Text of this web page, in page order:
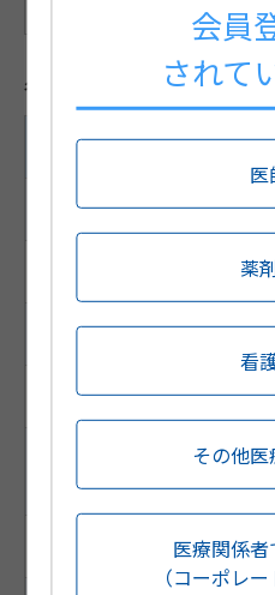
各種コード
100錠（
JAN
調剤包装
（調剤包装
会員
されて
医
薬
看
その他
医療関係
（コーポレ